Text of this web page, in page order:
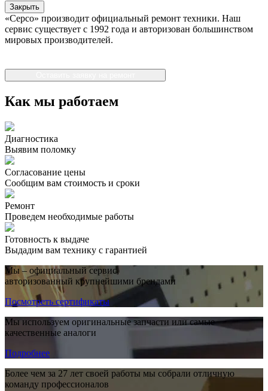
Закрыть
«Серсо» производит официальный ремонт техники. Наш
сервис существует с 1992 года и авторизован большинством
мировых производителей.
Как мы работаем
Диагностика
Выявим поломку
Согласование цены
Сообщим вам стоимость и сроки
Ремонт
Проведем необходимые работы
Готовность к выдаче
Выдадим вам технику с гарантией
Мы – официальный сервис,
авторизованный крупнейшими брендами
Посмотреть сертификаты
Мы используем оригинальные запчасти или самые
качественные аналоги
Подробнее
Более чем за 27 лет своей работы мы собрали отличную
команду профессионалов